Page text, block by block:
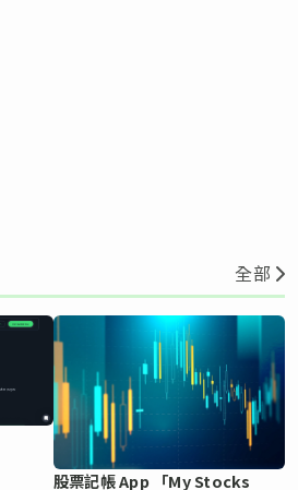
全部
股票記帳 App 「My Stocks